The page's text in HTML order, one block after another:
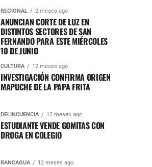
REGIONAL 2 meses ago
ANUNCIAN CORTE DE LUZ EN
DISTINTOS SECTORES DE SAN
FERNANDO PARA ESTE MIÉRCOLES
10 DE JUNIO
CULTURA 12 meses ago
INVESTIGACIÓN CONFIRMA ORIGEN
MAPUCHE DE LA PAPA FRITA
DELINCUENCIA 12 meses ago
ESTUDIANTE VENDE GOMITAS CON
DROGA EN COLEGIO
RANCAGUA 12 meses ago